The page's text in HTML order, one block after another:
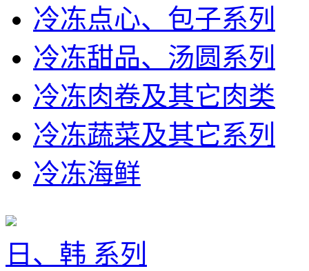
冷冻点心、包子系列
冷冻甜品、汤圆系列
冷冻肉卷及其它肉类
冷冻蔬菜及其它系列
冷冻海鲜
日、韩 系列